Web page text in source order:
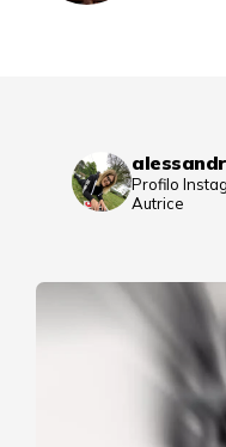
Profilo
Autrice